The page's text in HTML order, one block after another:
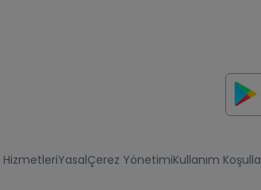
YasalÇerez YönetimiKullanım